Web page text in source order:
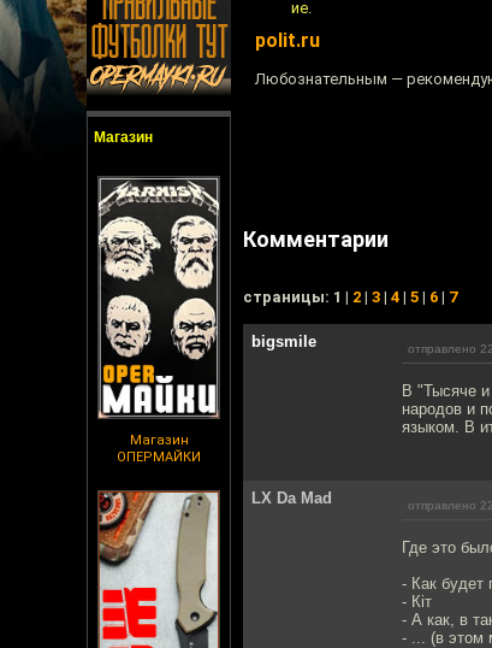
Магазин
Магазин
ОПЕРМАЙКИ
ие.
polit.ru
Любознательным —
Комментарии
cтраницы: 1 | 2 | 3 | 4 | 5 | 6 | 7
bigsmile отправлено
В "Тысяче
народов и
языком. В
LX Da Mad отправлено
Где это
- Как будет
- Кiт
- А как, в
- ... (в этом